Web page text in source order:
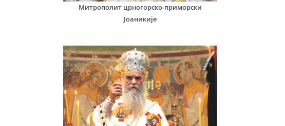
Митрополит црногорско-приморски
Јоаникије